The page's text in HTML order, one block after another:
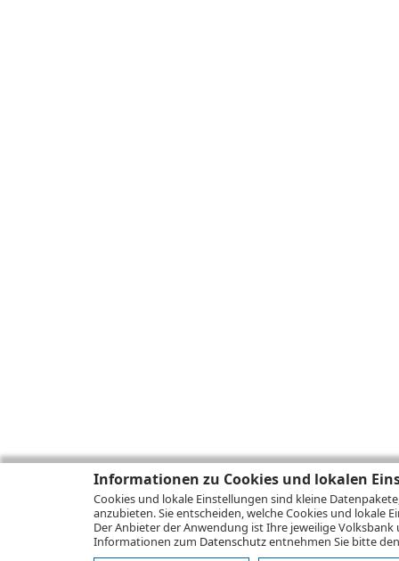
Informationen zu Cookies und lokalen
Cookies und lokale Einstellungen sind kleine
anzubieten. Sie entscheiden, welche Cookies und lokale
Der Anbieter der Anwendung ist Ihre jeweilige Volksbank
Informationen zum Datenschutzentnehmen Sie bitte